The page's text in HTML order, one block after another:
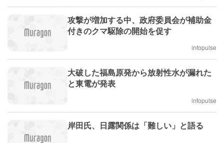
攻撃が増加する中、政府委員会が補助金
付きのクマ駆除の開始を促す
infopulse
大破した福島原発から放射性水が漏れた
と東電が発表
infopulse
岸田氏、日露関係は「難しい」と語る